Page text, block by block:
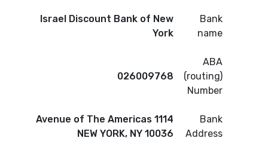
Bank
name
Israel Discount Bank of New
York
ABA
(routing)
Number
026009768
Bank
Address
1114 Avenue of The Americas
NEW YORK, NY 10036